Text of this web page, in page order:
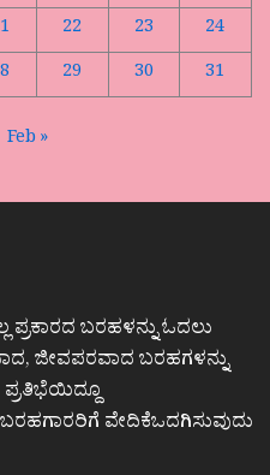
22 23
24
29 30 31
Feb »
ಬರಹಳನ್ನು ಓದಲು
ಜೀವಪರವಾದ ಬರಹಗಳನ್ನು
ಪ್ರತಿಭೆಯಿದ್ದೂ
ವೇದಿಕೆಒದಗಿಸುವುದು